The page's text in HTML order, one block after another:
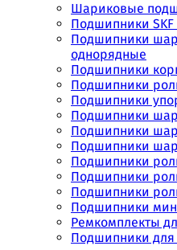
Шариковые
Подшипники SKF
Подшипники
однорядные
Подшипники
Подшипники
Подшипники
Подшипники
Подшипники
Подшипники
Подшипники
Подшипники
Подшипники
Подшипники
Ремкомплекты
Подшипники для